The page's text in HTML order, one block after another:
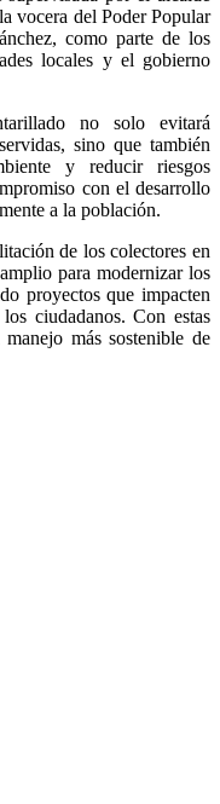
vocera del Poder Popular
como parte de los
locales y el gobierno
no solo evitará
sino que también
y reducir riesgos
con el desarrollo
a la población.
de los colectores en
para modernizar los
proyectos que impacten
ciudadanos. Con estas
más sostenible de